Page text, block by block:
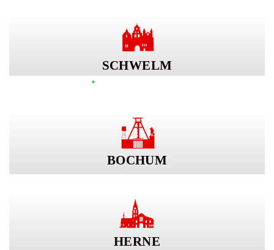
SCHWELM
•
BOCHUM
COMING SOON
HERNE